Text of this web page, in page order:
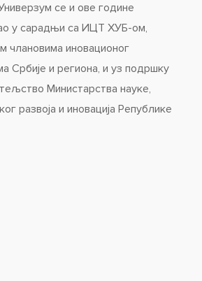
се и ове године
у сарадњи са ИЦТ ХУБ-ом,
члановима иновационог
Србије и региона, и уз подршку
Министарства науке,
развоја и иновација Републике